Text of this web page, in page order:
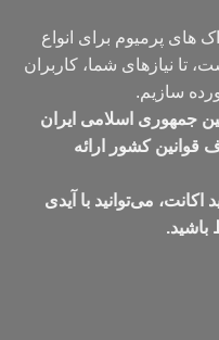
های پرمیوم برای انواع
تا نیازهای شما، کاربران
سازیم.
جمهوری اسلامی ایران
کشور ارائه
می‌توانید با آیدی